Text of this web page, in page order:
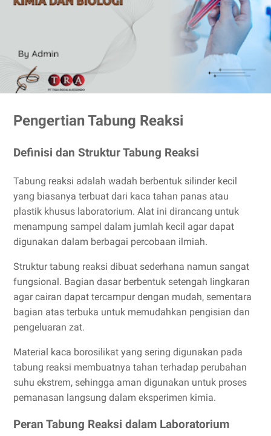
Pengertian Tabung Reaksi
Definisi dan Struktur Tabung Reaksi
Tabung reaksi adalah wadah berbentuk silinder kecil
yang biasanya terbuat dari kaca tahan panas atau
plastik khusus laboratorium. Alat ini dirancang untuk
menampung sampel dalam jumlah kecil agar dapat
digunakan dalam berbagai percobaan ilmiah.
Struktur tabung reaksi dibuat sederhana namun sangat
fungsional. Bagian dasar berbentuk setengah lingkaran
agar cairan dapat tercampur dengan mudah, sementara
bagian atas terbuka untuk memudahkan pengisian dan
pengeluaran zat.
Material kaca borosilikat yang sering digunakan pada
tabung reaksi membuatnya tahan terhadap perubahan
suhu ekstrem, sehingga aman digunakan untuk proses
pemanasan langsung dalam eksperimen kimia.
Peran Tabung Reaksi dalam Laboratorium